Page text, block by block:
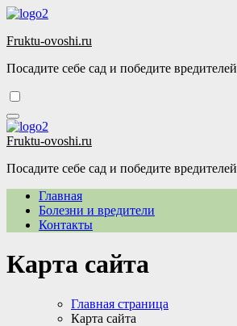
Перейти
содержимому
Fruktu-ovoshi.ru
Посадите себе сад и победите вредителей
Fruktu-ovoshi.ru
Посадите себе сад и победите вредителей
Главная
Болезни и вредители
Контакты
Карта сайта
Главная страница
Карта сайта